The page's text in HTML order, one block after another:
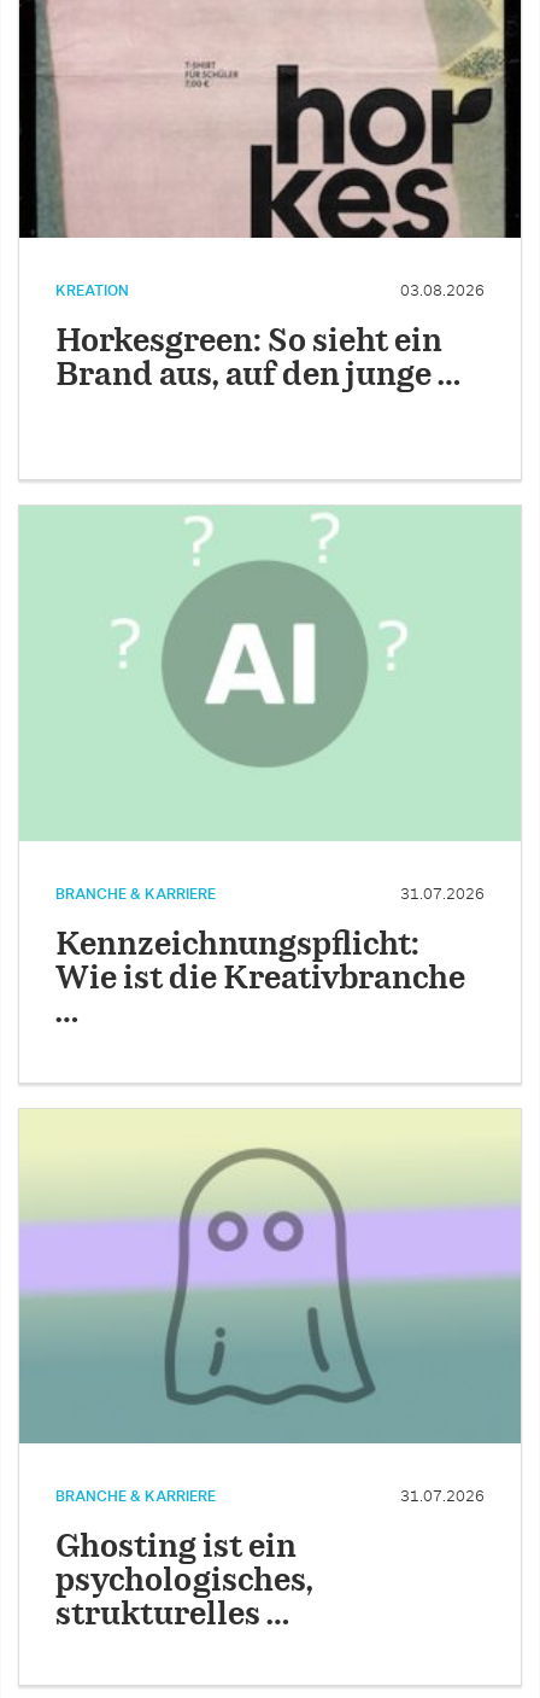
KREATION 03.08.2026
Horkesgreen: So sieht ein
Brand aus, auf den junge …
BRANCHE & KARRIERE 31.07.2026
Kennzeichnungspflicht:
Wie ist die Kreativbranche
…
BRANCHE & KARRIERE 31.07.2026
Ghosting ist ein
psychologisches,
strukturelles …